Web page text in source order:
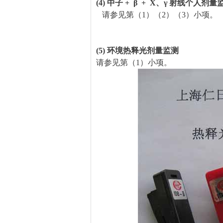
(4) 中子 + β + X、γ 射线个人剂量
请参见第（1）（2）（3）小项。
(5) 环境热释光剂量监测
请参见第（1）小项。